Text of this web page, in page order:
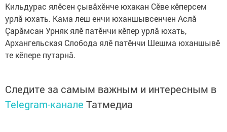
Кильдурас ялӗсен çывăхӗнче юхакан Сӗве кӗперсем
урлă юхать. Кама леш енчи юханшывсенчен Аслă
Çарăмсан Урняк ялӗ патӗнчи кӗпер урлă юхать,
Архангельская Слобода ялӗ патӗнчи Шешма юханшывӗ
те кӗпере путарнă.
Следите за самым важным и интересным в
Telegram-канале Татмедиа